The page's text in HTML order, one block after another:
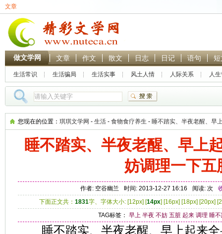
文章
做文学网 文章 作文 散文 日志 日记 语句 短
生活常识 生活骗局 生活实事 风土人情 人际关系 人
热门搜索：林黛玉
贾
您现在的位置： 琪琪文学网 - 生活 - 食物食疗养生 - 睡不踏实、半夜老醒、早
五脏睡不踏实、半夜老醒、早上
妨调理一下五
作者: 空谷幽兰 时间: 2013-12-27 16:16 阅读: 次
下面正文共： 1831字、字体大小: [12px] [14px] [16px] [18px] [20px] [
TAG标签： 早上 半夜 不妨 五脏 起来 调理 睡
睡不踏实、半夜老醒、早上起来全